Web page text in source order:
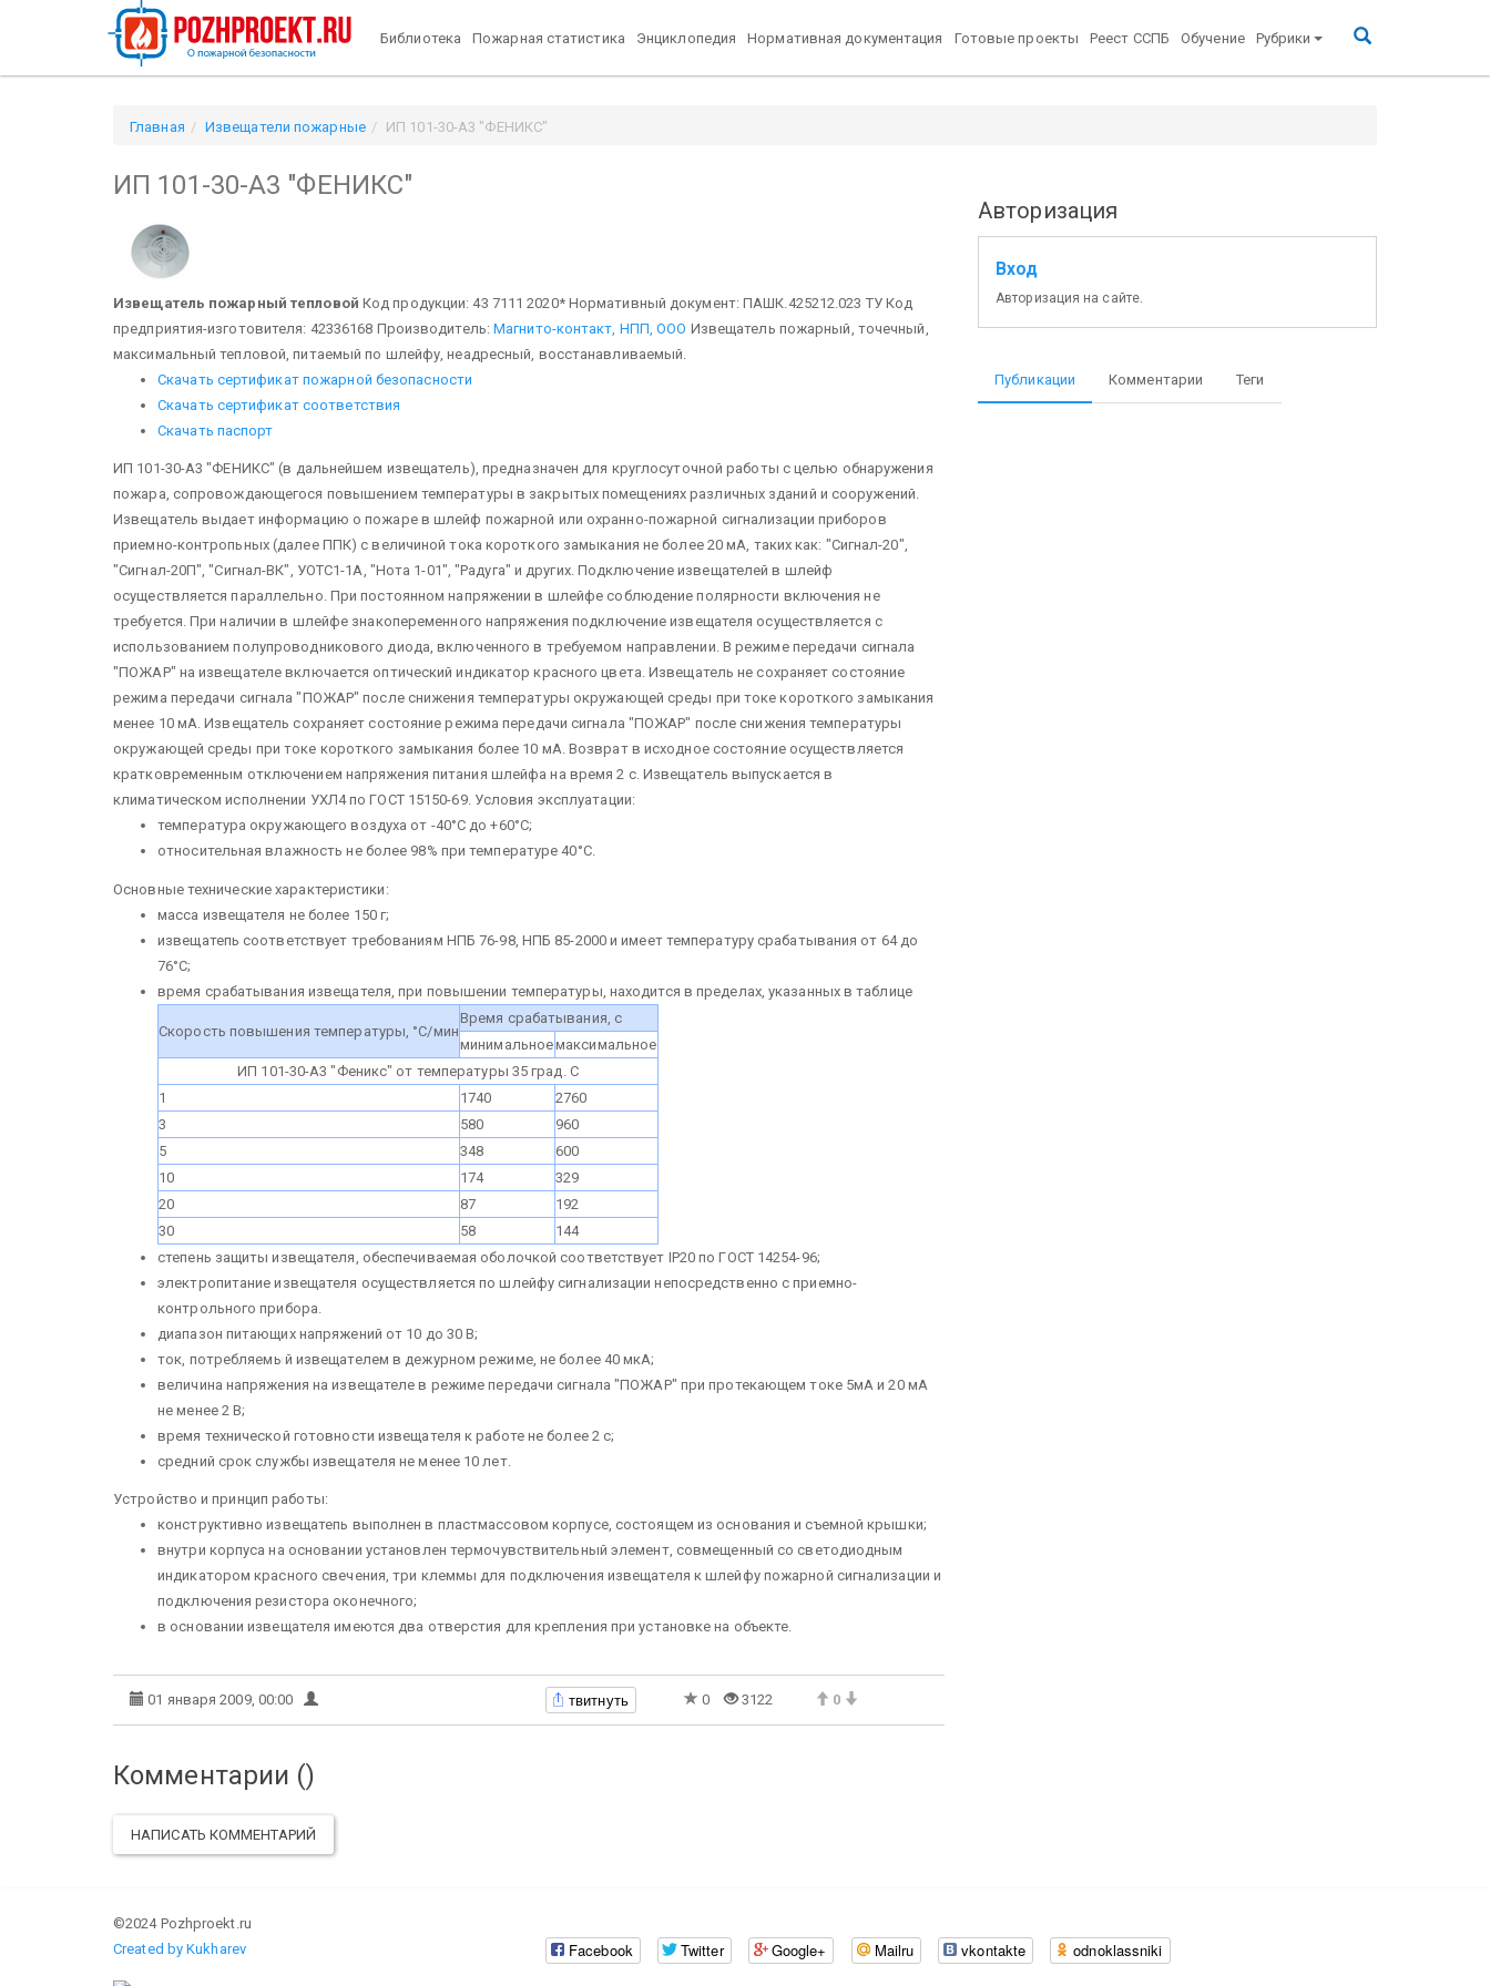
Библиотека Пожарная статистика Энциклопедия Нормативная документация Готовые проекты Реест ССПБ Обучение Рубрики
Главная Извещатели пожарные ИП 101-30-А3 "ФЕНИКС"
ИП 101-30-А3 "ФЕНИКС"
Извещатель пожарный тепловой Код продукции: 43 7111 2020* Нормативный документ: ПАШК.425212.023 ТУ Код
предприятия-изготовителя: 42336168 Производитель: Магнито-контакт, НПП, ООО Извещатель пожарный, точечный,
максимальный тепловой, питаемый по шлейфу, неадресный, восстанавливаемый.
Скачать сертификат пожарной безопасности
Скачать сертификат соответствия
Скачать паспорт
ИП 101-30-A3 "ФЕНИКС" (в дальнейшем извещатель), предназначен для круглосуточной работы с целью обнаружения
пожара, сопровождающегося повышением температуры в закрытых помещениях различных зданий и сооружений.
Извещатель выдает информацию о пожаре в шлейф пожарной или охранно-пожарной сигнализации приборов
приемно-контропьных (далее ППК) с величиной тока короткого замыкания не более 20 мА, таких как: "Сигнал-20",
"Сигнал-20П", "Сигнал-ВК", УОТС1-1А, "Нота 1-01", "Радуга" и других. Подключение извещателей в шлейф
осуществляется параллельно. При постоянном напряжении в шлейфе соблюдение полярности включения не
требуется. При наличии в шлейфе знакопеременного напряжения подключение извещателя осуществляется с
использованием полупроводникового диода, включенного в требуемом направлении. В режиме передачи сигнала
"ПОЖАР" на извещателе включается оптический индикатор красного цвета. Извещатель не сохраняет состояние
режима передачи сигнала "ПОЖАР" после снижения температуры окружающей среды при токе короткого замыкания
менее 10 мА. Извещатель сохраняет состояние режима передачи сигнала "ПОЖАР" после снижения температуры
окружающей среды при токе короткого замыкания более 10 мА. Возврат в исходное состояние осуществляется
кратковременным отключением напряжения питания шлейфа на время 2 с. Извещатель выпускается в
климатическом исполнении УХЛ4 по ГОСТ 15150-69. Условия эксплуатации:
температура окружающего воздуха от -40°С до +60°С;
относительная влажность не более 98% при температуре 40°С.
Основные технические характеристики:
масса извещателя не более 150 г;
извещатепь соответствует требованиям НПБ 76-98, НПБ 85-2000 и имеет температуру срабатывания от 64 до
76°С;
время срабатывания извещателя, при повышении температуры, находится в пределах, указанных в таблице
Скорость повышения температуры, °С/мин
Время срабатывания, с
минимальноемаксимальное
ИП 101-30-А3 "Феникс" от температуры 35 град. С
1
1740
2760
3
580
960
5
348
600
10
174
329
20
87
192
30
58
144
степень защиты извещателя, обеспечиваемая оболочкой соответствует IP20 по ГОСТ 14254-96;
электропитание извещателя осуществляется по шлейфу сигнализации непосредственно с приемно-
контрольного прибора.
диапазон питающих напряжений от 10 до 30 В;
ток, потребляемый извещателем в дежурном режиме, не более 40 мкА;
величина напряжения на извещателе в режиме передачи сигнала "ПОЖАР" при протекающем токе 5мА и 20 мА
не менее 2 В;
время технической готовности извещателя к работе не более 2 с;
cредний срок службы извещателя не менее 10 лет.
Устройство и принцип работы:
конструктивно извещатепь выполнен в пластмассовом корпусе, состоящем из основания и съемной крышки;
внутри корпуса на основании установлен термочувствительный элемент, совмещенный со светодиодным
индикатором красного свечения, три клеммы для подключения извещателя к шлейфу пожарной сигнализации и
подключения резистора оконечного;
в основании извещателя имеются два отверстия для крепления при установке на объекте.
01 января 2009, 00:00 твитнуть 0 3122 0
Комментарии ()
НАПИСАТЬ КОММЕНТАРИЙ
Авторизация
Вход
Авторизация на сайте.
Публикации Комментарии Теги
©2024 Pozhproekt.ru
Created by Kukharev
Facebook Twitter Google+ Mailru vkontakte odnoklassniki